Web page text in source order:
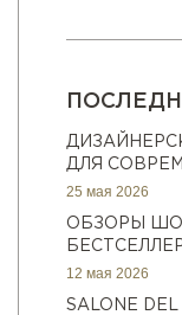
ДЛЯ
25 мая 2026
ОБЗОРЫ
12 мая 2026
SALONE